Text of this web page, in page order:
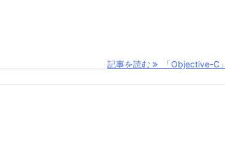
記事を読む 「Objective-C